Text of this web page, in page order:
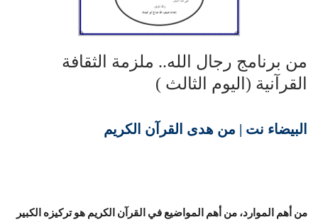
من برنامج رجال الله.. ملزمة الثقافة
القرآنية (اليوم الثالث )
البيضاء نت | من هدى القرآن الكريم
من أهم الموارد، من أهم المواضيع في القرآن الكريم هو تركيزه الكبير